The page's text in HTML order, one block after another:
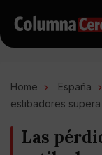
Home España
estibadores
Las